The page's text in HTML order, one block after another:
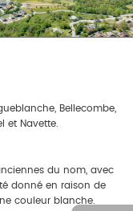
Bellecombe,
et Navette.
du nom, avec
donné en raison de
couleur blanche.